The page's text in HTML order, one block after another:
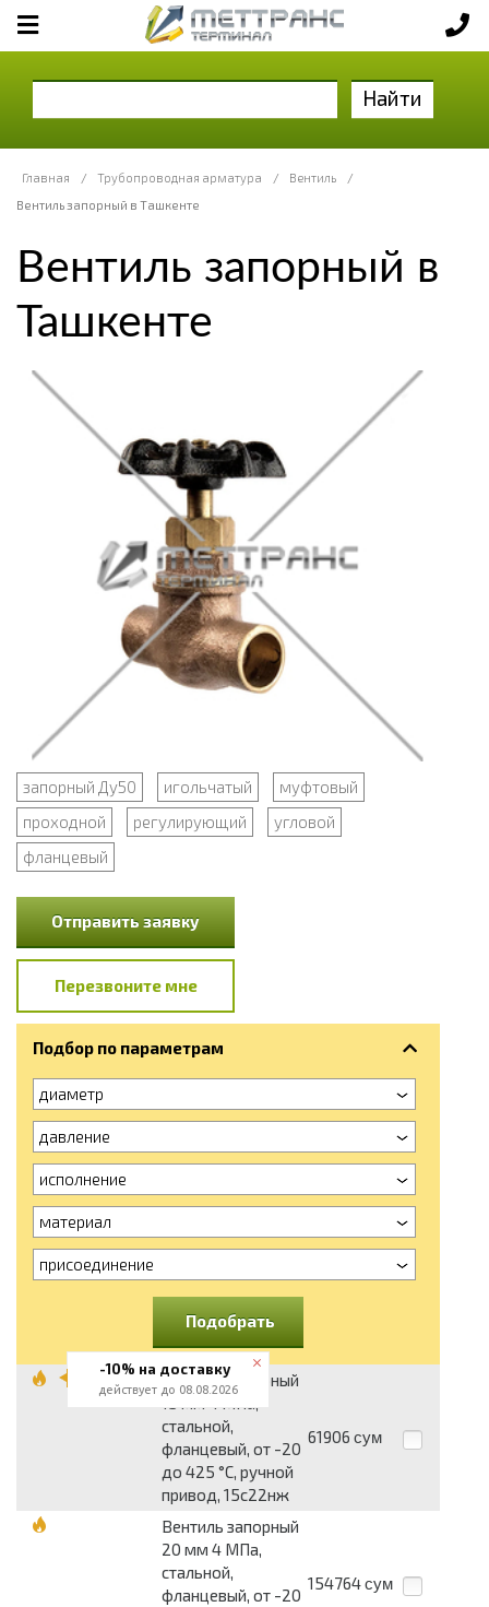
Найти
Главная / Трубопроводная арматура / Вентиль
/
Вентиль запорный в Ташкенте
Вентиль запорный в
Ташкенте
запорный Ду50 игольчатый
муфтовый
проходной
регулирующий
угловой
фланцевый
Отправить заявку
Перезвоните мне
Подбор по параметрам
диаметр
давление
исполнение
материал
присоединение
Подобрать
Вентиль запорный
15 мм 4 МПа,
стальной,
фланцевый, от -20
до 425 °С, ручной
привод, 15с22нж
61906 сум
Вентиль запорный
20 мм 4 МПа,
стальной,
фланцевый, от -20
154764 сум
-10% на доставку
действует до 08.08.2026